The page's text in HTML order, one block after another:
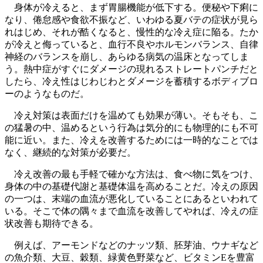
身体が冷えると、まず胃腸機能が低下する。便秘や下痢に
なり、倦怠感や食欲不振など、いわゆる夏バテの症状が見ら
れはじめ、それが酷くなると、慢性的な冷え症に陥る。たか
が冷えと侮っていると、血行不良やホルモンバランス、自律
神経のバランスを崩し、あらゆる病気の温床となってしま
う。熱中症がすぐにダメージの現れるストレートパンチだと
したら、冷え性はじわじわとダメージを蓄積するボディブロ
ーのようなものだ。
冷え対策は表面だけを温めても効果が薄い。そもそも、こ
の猛暑の中、温めるという行為は気分的にも物理的にも不可
能に近い。また、冷えを改善するためには一時的なことでは
なく、継続的な対策が必要だ。
冷え改善の最も手軽で確かな方法は、食べ物に気をつけ、
身体の中の基礎代謝と基礎体温を高めることだ。冷えの原因
の一つは、末端の血流が悪化していることにあるといわれて
いる。そこで体の隅々まで血流を改善してやれば、冷えの症
状改善も期待できる。
例えば、アーモンドなどのナッツ類、胚芽油、ウナギなど
の魚介類、大豆、穀類、緑黄色野菜など、ビタミンEを豊富